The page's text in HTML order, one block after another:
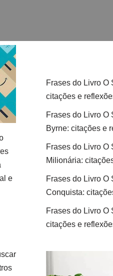
e
Frases do Livro O
citações e
Frases do Livro O
Byrne: citações e
Frases do Livro O
Milionária:
Frases do Livro O
Conquista:
Frases do Livro O
citações e